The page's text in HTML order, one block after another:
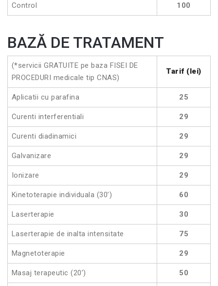
Control 100
BAZĂ DE TRATAMENT
(*servicii GRATUITE pe baza FISEI DE
PROCEDURI medicale tip CNAS)
Tarif (lei)
Aplicatii cu parafina 25
Curenti interferentiali 29
Curenti diadinamici 29
Galvanizare 29
Ionizare 29
Kinetoterapie individuala (30’) 60
Laserterapie 30
Laserterapie de inalta intensitate 75
Magnetoterapie 29
Masaj terapeutic (20’) 50